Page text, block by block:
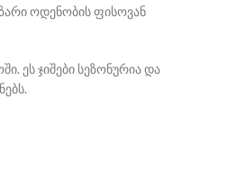
ოდენობის ფისოვან
ეს ჯიშები სეზონურია და